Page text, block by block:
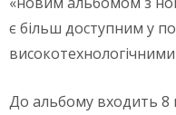
є більш доступним у
До альбому входить 8